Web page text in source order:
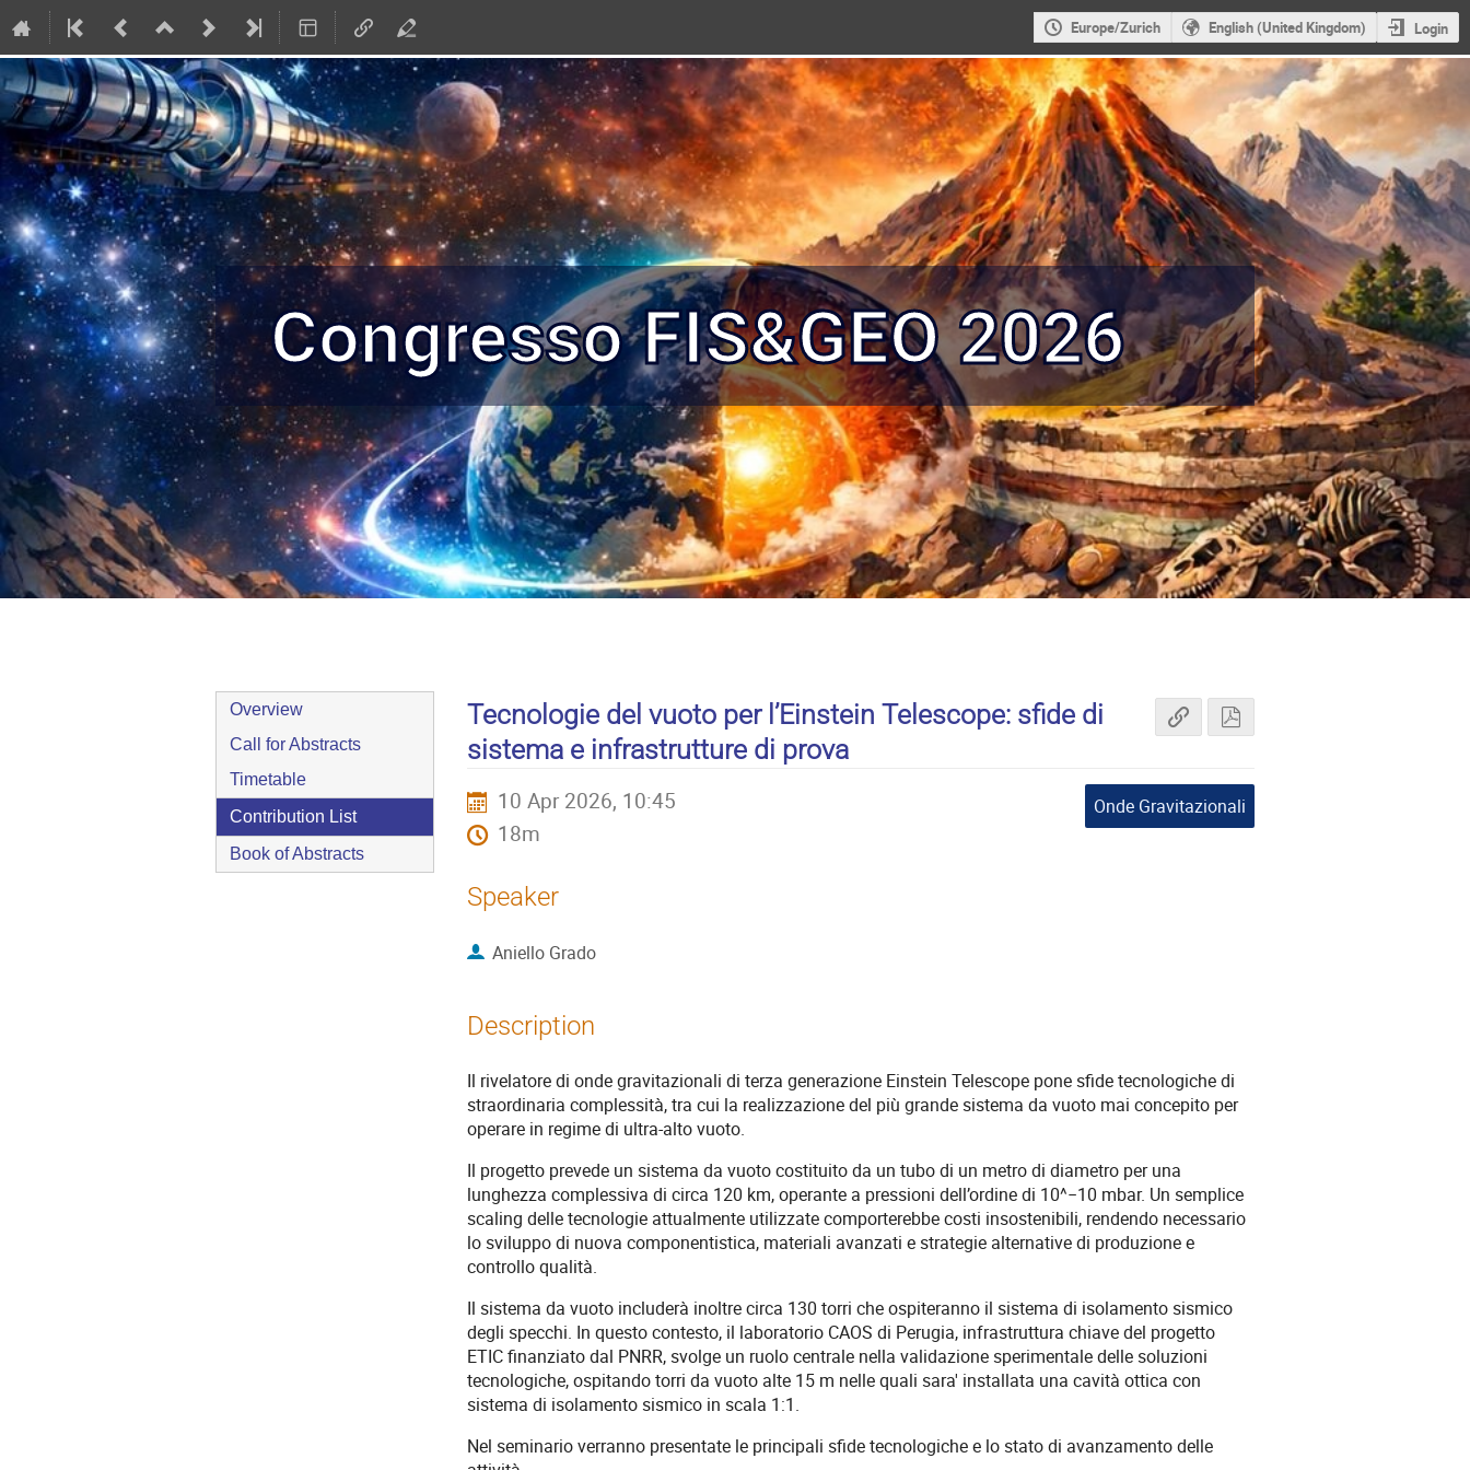
Europe/Zurich English (United Kingdom) Login
Congresso FIS&GEO 2026
Event
menu
Overview
Call for Abstracts
Timetable
Contribution List
Book of Abstracts
Tecnologie del vuoto per l’Einstein Telescope: sfide di
sistema e infrastrutture di prova
10 Apr 2026, 10:45
18m
Onde Gravitazionali
Speaker
Aniello Grado
Description
Il rivelatore di onde gravitazionali di terza generazione Einstein Telescope pone sfide tecnologiche di
straordinaria complessità, tra cui la realizzazione del più grande sistema da vuoto mai concepito per
operare in regime di ultra-alto vuoto.
Il progetto prevede un sistema da vuoto costituito da un tubo di un metro di diametro per una
lunghezza complessiva di circa 120 km, operante a pressioni dell’ordine di 10^−10 mbar. Un semplice
scaling delle tecnologie attualmente utilizzate comporterebbe costi insostenibili, rendendo necessario
lo sviluppo di nuova componentistica, materiali avanzati e strategie alternative di produzione e
controllo qualità.
Il sistema da vuoto includerà inoltre circa 130 torri che ospiteranno il sistema di isolamento sismico
degli specchi. In questo contesto, il laboratorio CAOS di Perugia, infrastruttura chiave del progetto
ETIC finanziato dal PNRR, svolge un ruolo centrale nella validazione sperimentale delle soluzioni
tecnologiche, ospitando torri da vuoto alte 15 m nelle quali sara' installata una cavità ottica con
sistema di isolamento sismico in scala 1:1.
Nel seminario verranno presentate le principali sfide tecnologiche e lo stato di avanzamento delle